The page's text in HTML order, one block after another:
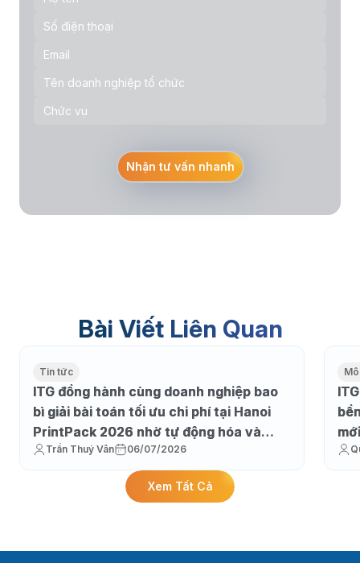
Nhận tư vấn nhanh
Bài Viết Liên Quan
Tin tức
ITG đồng hành cùng doanh nghiệp bao
bì giải bài toán tối ưu chi phí tại Hanoi
PrintPack 2026 nhờ tự động hóa và
thực thi sản xuất
Trần Thuý Vân 06/07/2026
Xem Tất Cả